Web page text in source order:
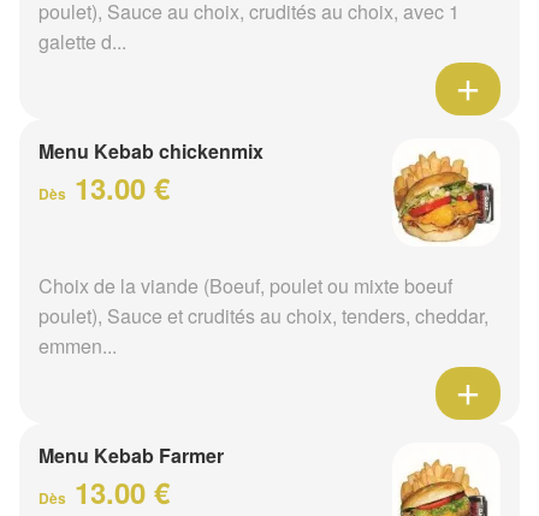
poulet), Sauce au choix, crudités au choix, avec 1
galette d...
Menu Kebab chickenmix
Dès 13.00 €
Choix de la viande (Boeuf, poulet ou mixte boeuf
poulet), Sauce et crudités au choix, tenders, cheddar,
emmen...
Menu Kebab Farmer
Dès 13.00 €